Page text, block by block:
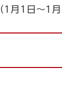
～1月3日